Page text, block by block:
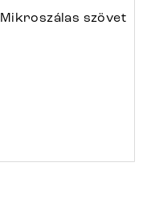
Mikroszálas szövet